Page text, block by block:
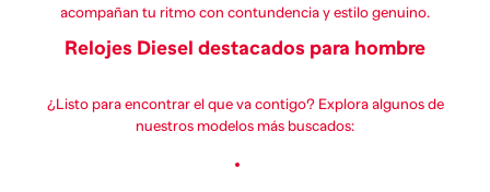
acompañan tu ritmo con contundencia y estilo genuino.
Relojes Diesel destacados para hombre
¿Listo para encontrar el que va contigo? Explora algunos de
nuestros modelos más buscados: